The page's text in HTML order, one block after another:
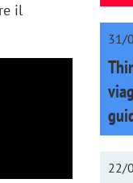
il
31/
22/